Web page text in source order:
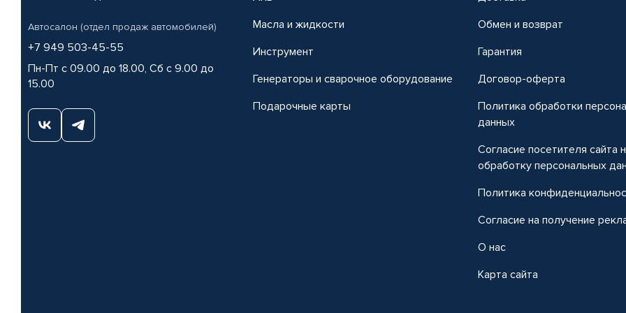
Автосалон (отдел продаж автомобилей)
+7 949 503-45-55
Пн-Пт с 09.00 до 18.00, Сб с 9.00 до
15.00
Масла и жидкости
Инструмент
Генераторы и сварочное оборудование
Подарочные карты
Обмен и возврат
Гарантия
Договор-оферта
Политика обработки
данных
Согласие посетителя сайта
обработку персональных
Политика
Согласие на получение
О нас
Карта сайта